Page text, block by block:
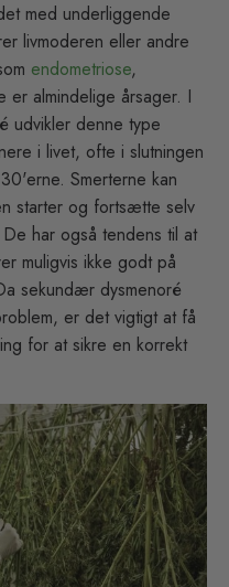
med underliggende
livmoderen eller andre
endometriose,
er almindelige årsager. I
udvikler denne type
i livet, ofte i slutningen
Smerterne kan
starter og fortsætte selv
har også tendens til at
muligvis ikke godt på
sekundær dysmenoré
er det vigtigt at få
for at sikre en korrekt